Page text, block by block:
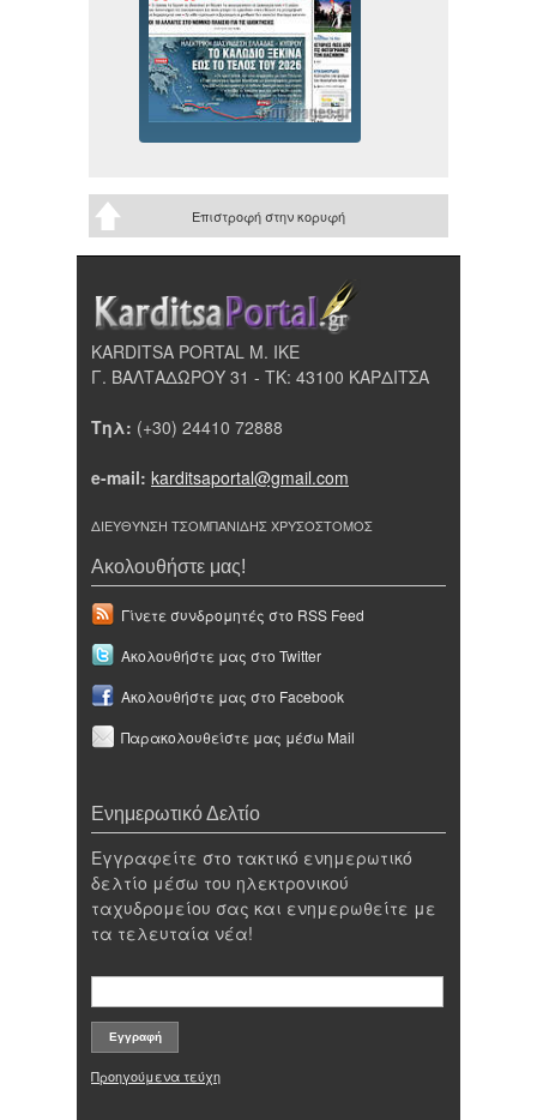
Επιστροφή στην κορυφή
KARDITSA PORTAL Μ. ΙΚΕ
Γ. ΒΑΛΤΑΔΩΡΟΥ 31 - ΤΚ: 43100 ΚΑΡΔΙΤΣΑ
Τηλ: (+30) 24410 72888
e-mail: karditsaportal@gmail.com
ΔΙΕΥΘΥΝΣΗ ΤΣΟΜΠΑΝΙΔΗΣ ΧΡΥΣΟΣΤΟΜΟΣ
Ακολουθήστε μας!
Γίνετε συνδρομητές στο RSS Feed
Ακολουθήστε μας στο Twitter
Ακολουθήστε μας στο Facebook
Παρακολουθείστε μας μέσω Mail
Ενημερωτικό Δελτίο
Εγγραφείτε στο τακτικό ενημερωτικό
δελτίο μέσω του ηλεκτρονικού
ταχυδρομείου σας και ενημερωθείτε με
τα τελευταία νέα!
Προηγούμενα τεύχη